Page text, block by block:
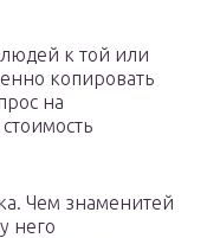
к той или
копировать
на
Чем знаменитей
него